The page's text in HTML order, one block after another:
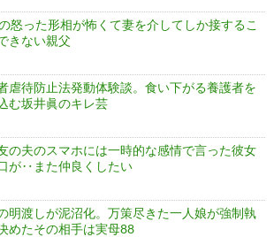
怒った形相が怖くて妻を介してしか接するこ
きない親父
虐待防止法発動体験談。食い下がる養護者を
む坂井眞のキレ芸
の夫のスマホには一時的な感情で言った彼女
が‥また仲良くしたい
明渡しが泥沼化。万策尽きた一人娘が強制執
めたその相手は実母88